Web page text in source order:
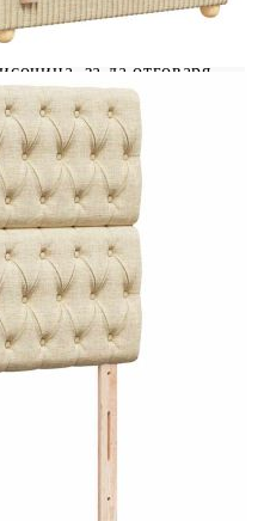
за да
вашето вътрешно
височина:
за да отговаря
Удобен горен матрак:
опората и комфорта
като
на вашия
позволява лесно
лесна.
има USB
сертифициран 5V USB
включен). От
не може да
е отстранена или
символ на ножица
частта с USB ще
както преди.
полиестер),